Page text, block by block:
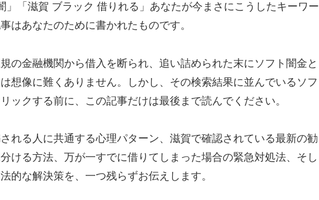
」「滋賀 ブラック 借りれる」あなたが今まさにこうしたキーワー
はあなたのために書かれたものです。
の金融機関から借入を断られ、追い詰められた末にソフト闇金と
想像に難くありません。しかし、その検索結果に並んでいるソフ
ックする前に、この記事だけは最後まで読んでください。
れる人に共通する心理パターン、滋賀で確認されている最新の勧
ける方法、万が一すでに借りてしまった場合の緊急対処法、そし
的な解決策を、一つ残らずお伝えします。